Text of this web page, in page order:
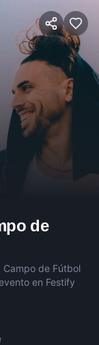
de
Campo de Fútbol
en Festify